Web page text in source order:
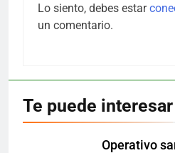
Lo siento, debes estar
un comentario.
Te puede interesar
Operativo